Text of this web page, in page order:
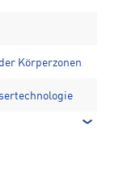
Körperzonen